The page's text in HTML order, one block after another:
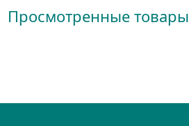
Просмотренные товары